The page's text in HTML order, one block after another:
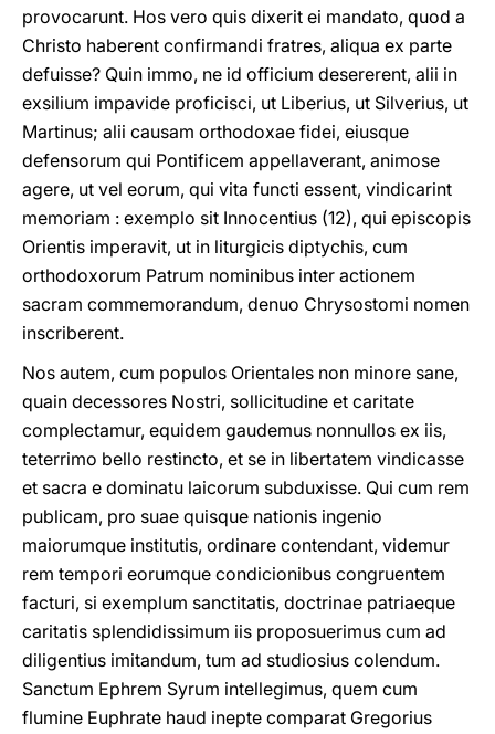
provocarunt. Hos vero quis dixerit ei mandato, quod a
Christo haberent confirmandi fratres, aliqua ex parte
defuisse? Quin immo, ne id officium desererent, alii in
exsilium impavide proficisci, ut Liberius, ut Silverius, ut
Martinus; alii causam orthodoxae fidei, eiusque
defensorum qui Pontificem appellaverant, animose
agere, ut vel eorum, qui vita functi essent, vindicarint
memoriam : exemplo sit Innocentius (12), qui episcopis
Orientis imperavit, ut in liturgicis diptychis, cum
orthodoxorum Patrum nominibus inter actionem
sacram commemorandum, denuo Chrysostomi nomen
inscriberent.
Nos autem, cum populos Orientales non minore sane,
quain decessores Nostri, sollicitudine et caritate
complectamur, equidem gaudemus nonnullos ex iis,
teterrimo bello restincto, et se in libertatem vindicasse
et sacra e dominatu laicorum subduxisse. Qui cum rem
publicam, pro suae quisque nationis ingenio
maiorumque institutis, ordinare contendant, videmur
rem tempori eorumque condicionibus congruentem
facturi, si exemplum sanctitatis, doctrinae patriaeque
caritatis splendidissimum iis proposuerimus cum ad
diligentius imitandum, tum ad studiosius colendum.
Sanctum Ephrem Syrum intellegimus, quem cum
flumine Euphrate haud inepte comparat Gregorius